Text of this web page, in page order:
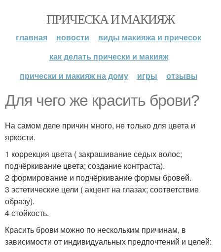
ПРИЧЕСКА И МАКИЯЖ
главная новости
виды макияжа и причесок
как делать прически и макияж
прически и макияж на дому
игры отзывы
Для чего же красить брови?
На самом деле причин много, не только для цвета и
яркости.
1 коррекция цвета ( закрашивание седых волос;
подчёркивание цвета; создание контраста).
2 формирование и подчёркивание формы бровей.
3 эстетические цели ( акцент на глазах; соответствие
образу).
4 стойкость.
Красить брови можно по нескольким причинам, в
зависимости от индивидуальных предпочтений и целей: